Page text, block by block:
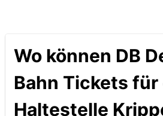
Wo können DB
Bahn Tickets für
Haltestelle